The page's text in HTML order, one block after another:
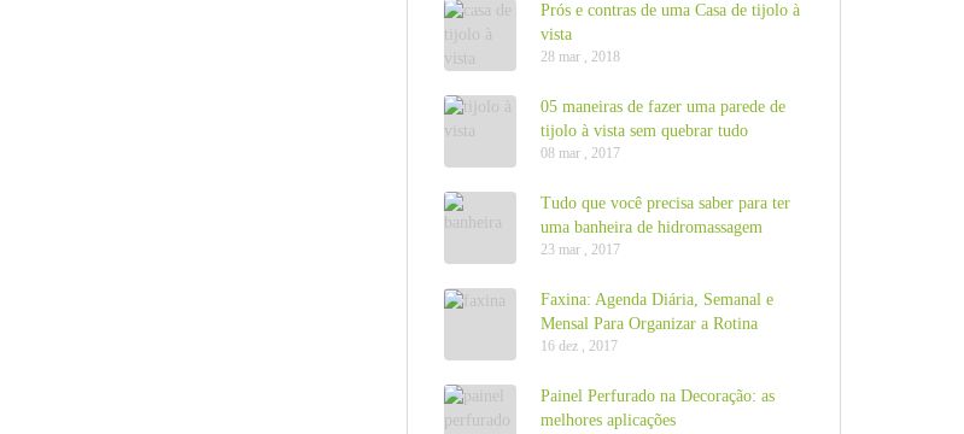
Prós e contras de uma Casa de tijolo à
vista
28 mar , 2018
05 maneiras de fazer uma parede de
tijolo à vista sem quebrar tudo
08 mar , 2017
Tudo que você precisa saber para ter
uma banheira de hidromassagem
23 mar , 2017
Faxina: Agenda Diária, Semanal e
Mensal Para Organizar a Rotina
16 dez , 2017
Painel Perfurado na Decoração: as
melhores aplicações